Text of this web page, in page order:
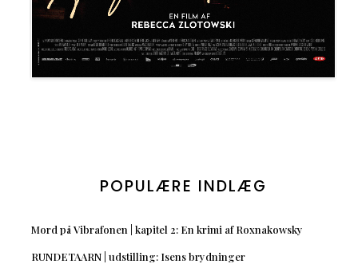
POPULÆRE INDLÆG
Mord på Vibrafonen | kapitel 2: En krimi af Roxnakowsky
RUNDETAARN | udstilling: Isens brydninger